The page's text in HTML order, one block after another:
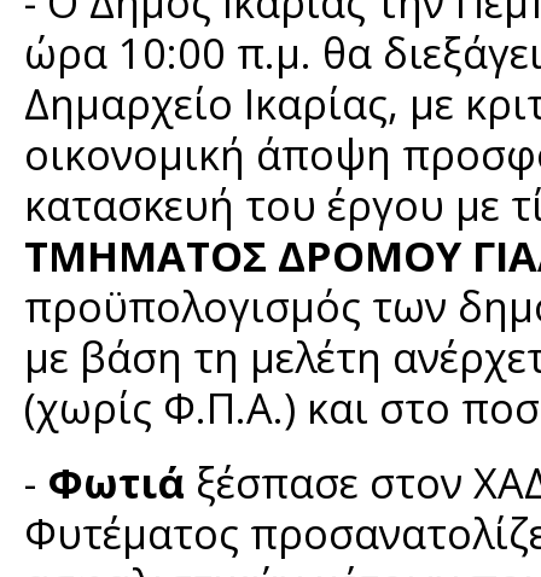
ώρα 10:00 π.μ. θα
Δημαρχείο Ικαρίας, με
οικονομική άποψη
κατασκευή του έργου με
ΤΜΗΜΑΤΟΣ ΔΡΟΜΟΥ
προϋπολογισμός των
με βάση τη μελέτη
(χωρίς Φ.Π.Α.) και στο
- Φωτιά ξέσπασε στον
Φυτέματος